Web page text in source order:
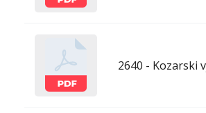
2640 - Kozarski